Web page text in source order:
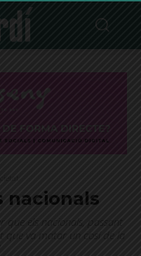
nacionals
que els nacionals, passant
que va matar un cosí de la